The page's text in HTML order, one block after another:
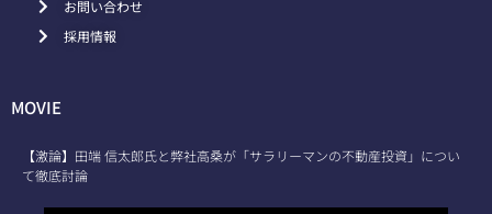
お問い合わせ
採用情報
MOVIE
【激論】田端 信太郎氏と弊社高桑が「サラリーマンの不動産投資」につい
て徹底討論